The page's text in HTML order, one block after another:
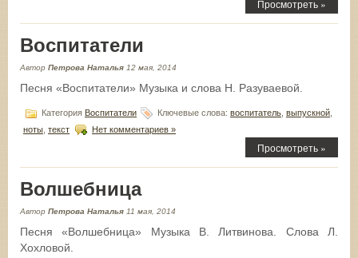
Просмотреть »
Воспитатели
Автор Петрова Наталья 12 мая, 2014
Песня «Воспитатели» Музыка и слова Н. Разуваевой.
Категория Воспитатели Ключевые слова: воспитатель выпускной
ноты текст Нет комментариев »
Просмотреть »
Волшебница
Автор Петрова Наталья 11 мая, 2014
Песня «Волшебница» Музыка В. Литвинова. Слова Л.
Хохловой.